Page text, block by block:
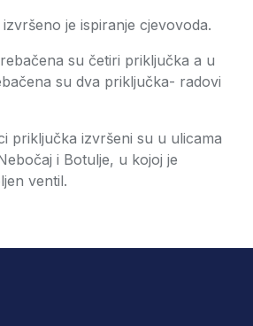
je ispiranje cjevovoda.
su četiri priključka a u
su dva priključka- radovi
priključka izvršeni su u ulicama
i Botulje, u kojoj je
ventil.